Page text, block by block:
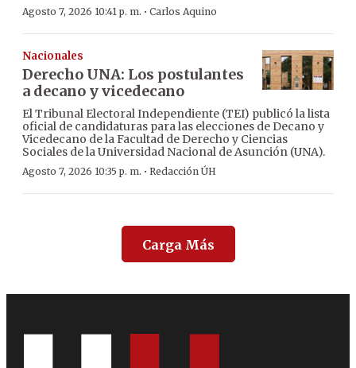
Agosto 7, 2026 10:41 p. m. · Carlos Aquino
Nacionales
Derecho UNA: Los postulantes
a decano y vicedecano
El Tribunal Electoral Independiente (TEI) publicó la lista
oficial de candidaturas para las elecciones de Decano y
Vicedecano de la Facultad de Derecho y Ciencias
Sociales de la Universidad Nacional de Asunción (UNA).
Agosto 7, 2026 10:35 p. m. · Redacción ÚH
Carga Más